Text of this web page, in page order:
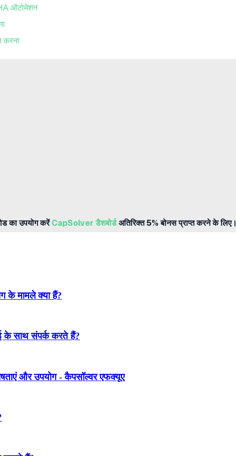
ऑटोमेशन
करना
का उपयोग करें CapSolver डैशबोर्डअतिरिक्त 5% बोनस प्राप्त करने के लिए।
के मामले क्या हैं?
के साथ संपर्क करते हैं?
और उपयोग - कैपसॉल्वर एफक्यूए